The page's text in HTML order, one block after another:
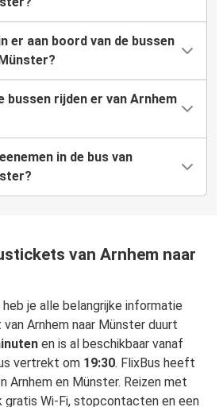
er aan boord van de bussen
bussen rijden er van Arnhem
in de bus van
van Arnhem naar
je alle belangrijke informatie
Arnhem naar Münster duurt
en is al beschikbaar vanaf
vertrekt om 19:30. FlixBus heeft
Arnhem en Münster. Reizen met
gratis Wi-Fi, stopcontacten en een